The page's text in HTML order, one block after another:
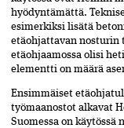
hyödyntämättä.
esimerkiksi lisätä
etäohjattavan nosturin
etäohjaamossa olisi­
elementti on määrä
Ensimmäiset
työmaanostot alkavat
Suomessa on